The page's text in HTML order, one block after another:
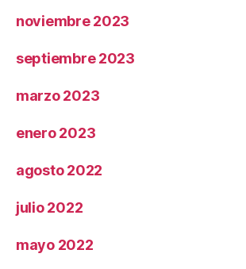
noviembre 2023
septiembre 2023
marzo 2023
enero 2023
agosto 2022
julio 2022
mayo 2022